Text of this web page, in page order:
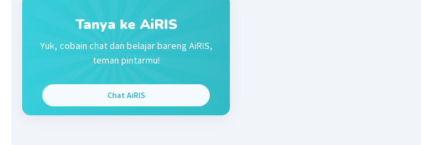
Tanya ke AiRIS
Yuk, cobain chat dan belajar bareng AiRIS,
teman pintarmu!
Chat AiRIS